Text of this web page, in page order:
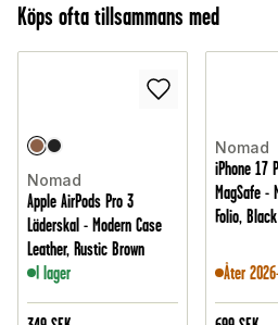
Köps ofta tillsammans med
Nomad
Apple AirPods Pro 3
Läderskal - Modern Case
Leather, Rustic Brown
I lager
Nomad
iPhone 17
MagSafe -
Folio, Black
Åter